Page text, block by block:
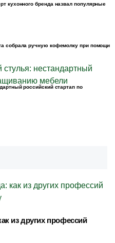
кухонного бренда назвал популярные
собрала ручную кофемолку при помощи
российский стартап по
из других профессий